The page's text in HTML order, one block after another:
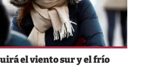
el viento sur y el frío